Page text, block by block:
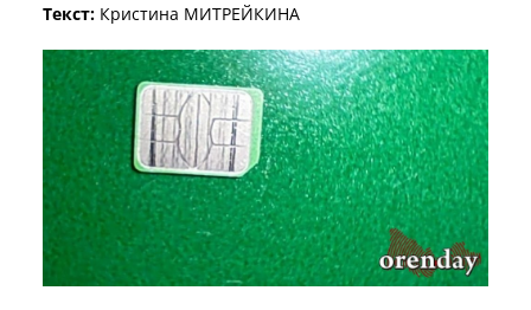
Текст: Кристина МИТРЕЙКИНА